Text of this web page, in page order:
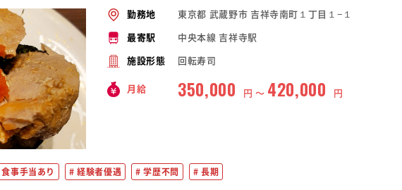
勤務地 東京都 武蔵野市 吉祥寺南町１丁目１−１
最寄駅 中央本線 吉祥寺駅
施設形態 回転寿司
月給 350,000 円 〜 420,000 円
食事手当あり 経験者優遇 学歴不問 長期